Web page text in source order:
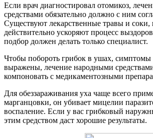
Если врач диагностировал отомикоз,
средствами обязательно должно с ним
Существуют лекарственные травы и соки,
действительно ускоряют процесс
подбор должен делать только специалист.
Чтобы побороть грибок в ушах, симптомы
выражены, лечение народными
компоновать с медикаментозными
Для обеззараживания уха чаще всего
марганцовки, он убивает мицелии
воспаление. Если у вас грибковый
этим средством даст хорошие результаты.